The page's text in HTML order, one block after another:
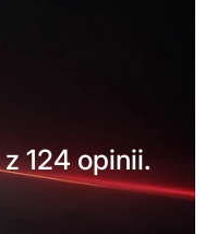
124 opinii.